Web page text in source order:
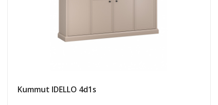
Kummut IDELLO 4d1s